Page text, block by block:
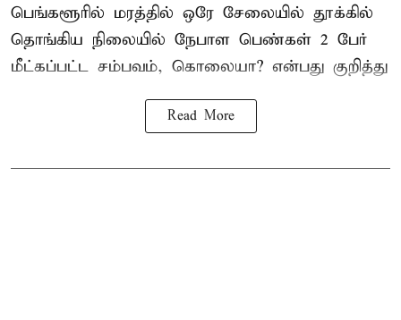
பெங்களூரில் மரத்தில் ஒரே சேலையில் தூக்கில்
தொங்கிய நிலையில் நேபாள பெண்கள் 2 பேர்
மீட்கப்பட்ட சம்பவம், கொலையா? என்பது குறித்து
Read More